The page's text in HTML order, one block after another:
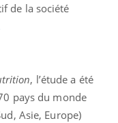
de la société
, l’étude a été
pays du monde
Asie, Europe)